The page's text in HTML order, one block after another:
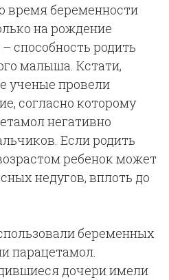
время беременности
на рождение
способность родить
малыша. Кстати,
ученые провели
согласно которому
негативно
Если родить
ребенок может
недугов, вплоть до
беременных
парацетамол.
дочери имели